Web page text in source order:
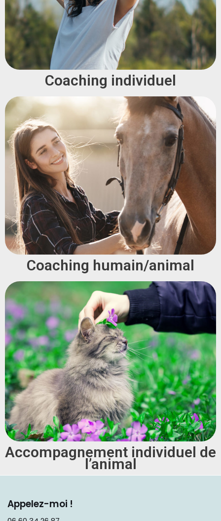
Coaching individuel
Coaching humain/animal
Accompagnement individuel de
l’animal
Appelez-moi !